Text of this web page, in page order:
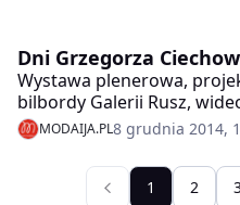
Dni Grzegorza
Wystawa plenerowa,
bilbordy Galerii Rusz,
na Rynku Staromiejskim —
wydarzeń Dni Grzegorza
odbędą się w Toruniu od
Najważniejszym punktem
MODAIJA.PL8 grudnia 2014,
1 2